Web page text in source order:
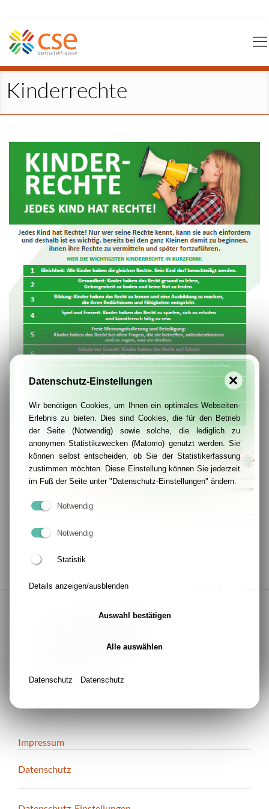
Kinderrechte
An der Reichsbank 1-7
Impressum
Datenschutz
Datenschutz-Einstellungen
Wir benötigen Cookies, um Ihnen ein optimales Webseiten-
Erlebnis zu bieten. Dies sind Cookies, die für den Betrieb
der Seite (Notwendig) sowie solche, die lediglich zu
anonymen Statistikzwecken (Matomo) genutzt werden. Sie
können selbst entscheiden, ob Sie der Statistikerfassung
zustimmen möchten. Diese Einstellung können Sie jederzeit
im Fuß der Seite unter "Datenschutz-Einstellungen" ändern.
Notwendig
Notwendig
Statistik
Details anzeigen/ausblenden
Auswahl bestätigen
Alle auswählen
Datenschutz Datenschutz